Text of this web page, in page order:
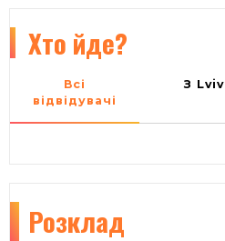
Хто йде?
Всі
відвідувачі
З Lviv
Розклад